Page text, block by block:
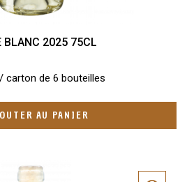
BLANC 2025 75CL
carton de 6 bouteilles
AU PANIER